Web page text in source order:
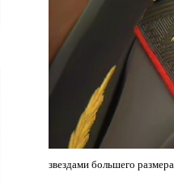
звездами большего